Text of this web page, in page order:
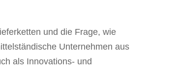
und die Frage, wie
Unternehmen aus
als Innovations- und